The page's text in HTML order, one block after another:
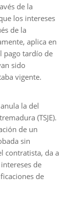
de la
los intereses
de la
aplica en
pago tardío de
sido
vigente.
la del
(TSJE).
de un
sin
contratista, da a
de
de